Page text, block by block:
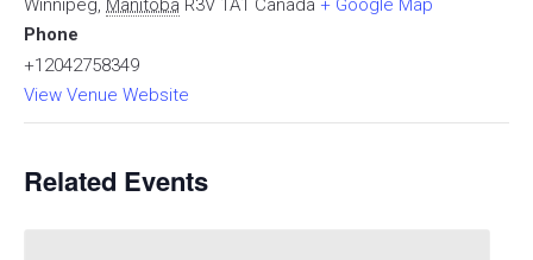
Winnipeg, Manitoba R3V 1A1 Canada + Google Map
Phone
+12042758349
View Venue Website
Related Events